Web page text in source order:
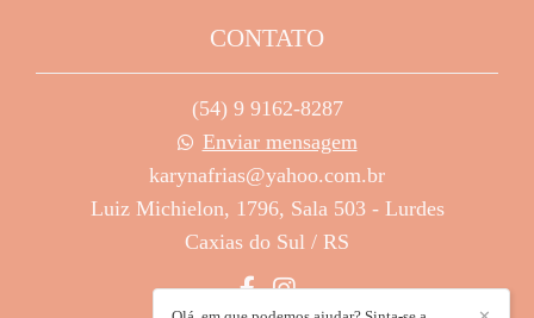
CONTATO
(54) 9 9162-8287
Enviar mensagem
karynafrias@yahoo.com.br
Luiz Michielon, 1796, Sala 503 - Lurdes
Caxias do Sul / RS